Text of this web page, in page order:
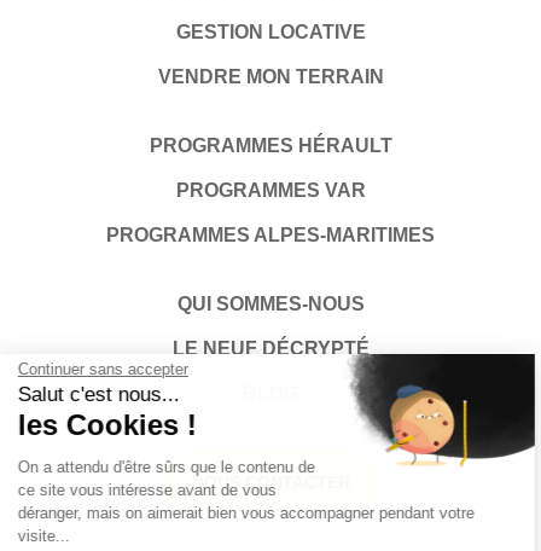
GESTION LOCATIVE
VENDRE MON TERRAIN
PROGRAMMES HÉRAULT
PROGRAMMES VAR
PROGRAMMES ALPES-MARITIMES
QUI SOMMES-NOUS
LE NEUF DÉCRYPTÉ
NOUS CONTACTER
Continuer sans accepter
Salut c'est nous...
les Cookies !
On a attendu d'être sûrs que le contenu de
ce site vous intéresse avant de vous
déranger, mais on aimerait bien vous accompagner pendant votre
visite...